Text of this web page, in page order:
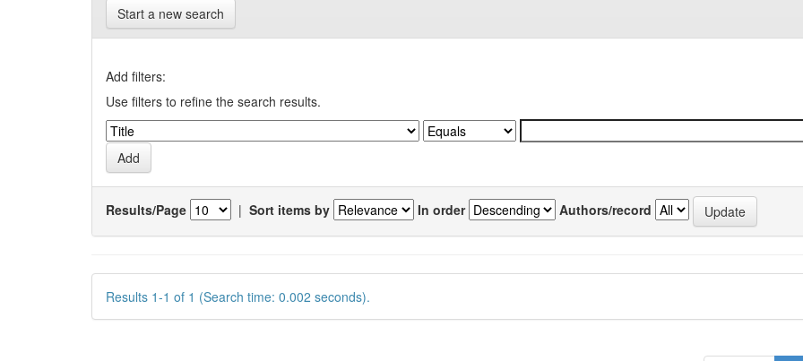
Start a new search
Add filters:
Use filters to refine the search results.
Results/Page | Sort items by In order Authors/record
Results 1-1 of 1 (Search time: 0.002 seconds).